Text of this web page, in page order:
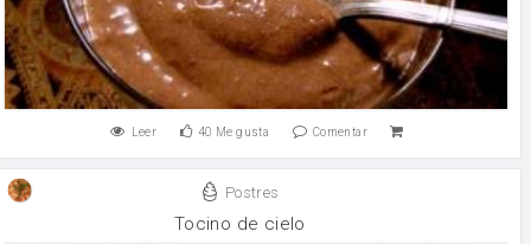
Leer 40 Me gusta Comentar
Postres
Tocino de cielo